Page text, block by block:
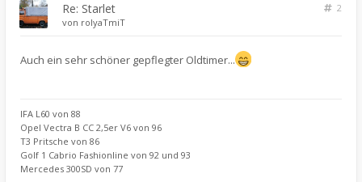
Re: Starlet
2
von rolyaTmiT
Auch ein sehr schöner gepflegter Oldtimer...
IFA L60 von 88
Opel Vectra B CC 2,5er V6 von 96
T3 Pritsche von 86
Golf 1 Cabrio Fashionline von 92 und 93
Mercedes 300SD von 77